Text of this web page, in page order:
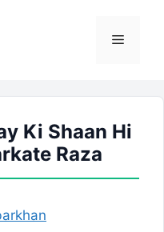
Menu
Ki Shaan Hi
Raza